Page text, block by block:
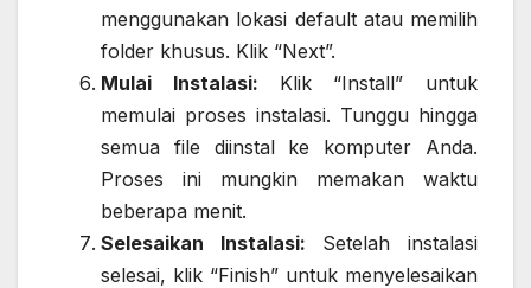
menggunakan lokasi default atau memilih
folder khusus. Klik “Next”.
Mulai Instalasi: Klik “Install” untuk
memulai proses instalasi. Tunggu hingga
semua file diinstal ke komputer Anda.
Proses ini mungkin memakan waktu
beberapa menit.
Selesaikan Instalasi: Setelah instalasi
selesai, klik “Finish” untuk menyelesaikan